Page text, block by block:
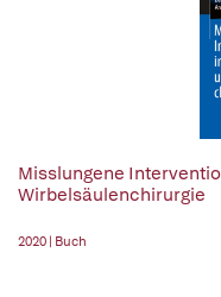
Misslungene
Wirbelsäulenchirurgie
2020 | Buch